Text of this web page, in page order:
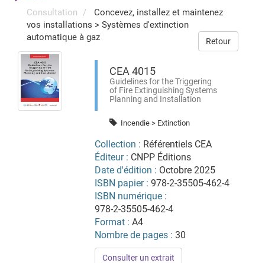
Consultation
Concevez, installez et maintenez
vos installations > Systèmes d'extinction
automatique à gaz
Retour
CEA 4015
Guidelines for the Triggering
of Fire Extinguishing Systems
Planning and Installation
Incendie > Extinction
Collection : Référentiels CEA
Éditeur : CNPP Éditions
Date d'édition : Octobre 2025
ISBN papier : 978-2-35505-462-4
ISBN numérique :
978-2-35505-462-4
Format : A4
Nombre de pages : 30
Consulter un extrait